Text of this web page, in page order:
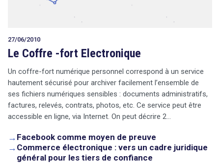
27/06/2010
Le Coffre -fort Electronique
Un coffre-fort numérique personnel correspond à un service
hautement sécurisé pour archiver facilement l’ensemble de
ses fichiers numériques sensibles : documents administratifs,
factures, relevés, contrats, photos, etc. Ce service peut être
accessible en ligne, via Internet. On peut décrire 2…
→ Facebook comme moyen de preuve
→ Commerce électronique : vers un cadre juridique
général pour les tiers de confiance